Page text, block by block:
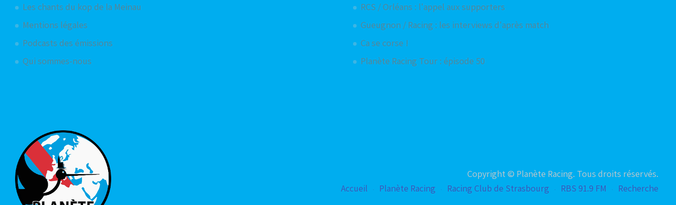
Les chants du kop de la Meinau
Mentions légales
Podcasts des émissions
Qui sommes-nous
RCS / Orléans : l'appel aux supporters
Gueugnon / Racing : les interviews d'après match
Ca se corse !
Planète Racing Tour : épisode 50
Copyright © Planète Racing. Tous droits réservés.
Accueil
Planète Racing Racing Club de Strasbourg RBS 91.9 FM Recherche